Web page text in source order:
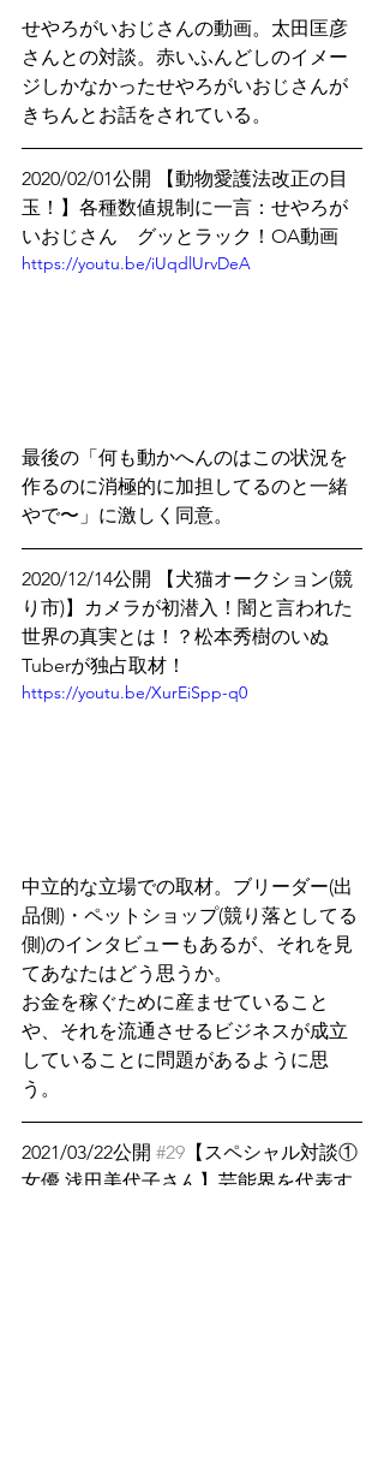
せやろがいおじさんの動画。太田匡彦
さんとの対談。赤いふんどしのイメー
ジしかなかったせやろがいおじさんが
きちんとお話をされている。
2020/02/01公開 【動物愛護法改正の目
玉！】各種数値規制に一言：せやろが
いおじさん　グッとラック！OA動画
https://youtu.be/iUqdlUrvDeA
最後の「何も動かへんのはこの状況を
作るのに消極的に加担してるのと一緒
やで〜」に激しく同意。
2020/12/14公開 【犬猫オークション(競
り市)】カメラが初潜入！闇と言われた
世界の真実とは！？松本秀樹のいぬ
Tuberが独占取材！
https://youtu.be/XurEiSpp-q0
中立的な立場での取材。ブリーダー(出
品側)・ペットショップ(競り落としてる
側)のインタビューもあるが、それを見
てあなたはどう思うか。
お金を稼ぐために産ませていること
や、それを流通させるビジネスが成立
していることに問題があるように思
う。
2021/03/22公開 #29 【スペシャル対談①
女優 浅田美代子さん】芸能界を代表す